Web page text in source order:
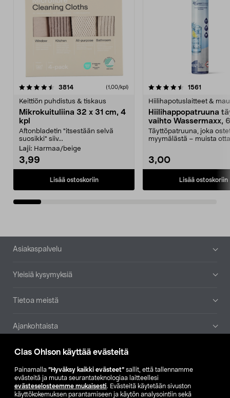
Clas Ohlson käyttää evästeitä
Painamalla ”Hyväksy kaikki evästeet” sallit, että tallennamme
evästeitä ja muuta seurantateknologiaa laitteellesi
evästeselosteemme mukaisesti. Evästeitä käytetään sivuston
käyttökokemuksen parantamiseen ja käytön analysointiin sekä
3814arvostelut (1,00/kpl)
Keittiön puhdistus & tiskaus
Mikrokuituliina 32 x 31 cm, 4
kpl
Aftonbladetin "itsestään selvä
suosikki" siiv...
Laji: Harmaa/beige
3,99
Lisää ostoskoriin
4.5viidestä
1561
Hiilihapotuslaitteet &
Hiilihappopatruuna
vaihto Wassermaxx,
Täyttöpatruuna, joka
myymälästä – muista
3,00
Lisää ostoskoriin
4.5viidestä
Alatunniste
Asiakaspalvelu
Yleisiä kysymyksiä
Tietoa meistä
Ajankohtaista
Muut yrityksemme
Etsi myymälä